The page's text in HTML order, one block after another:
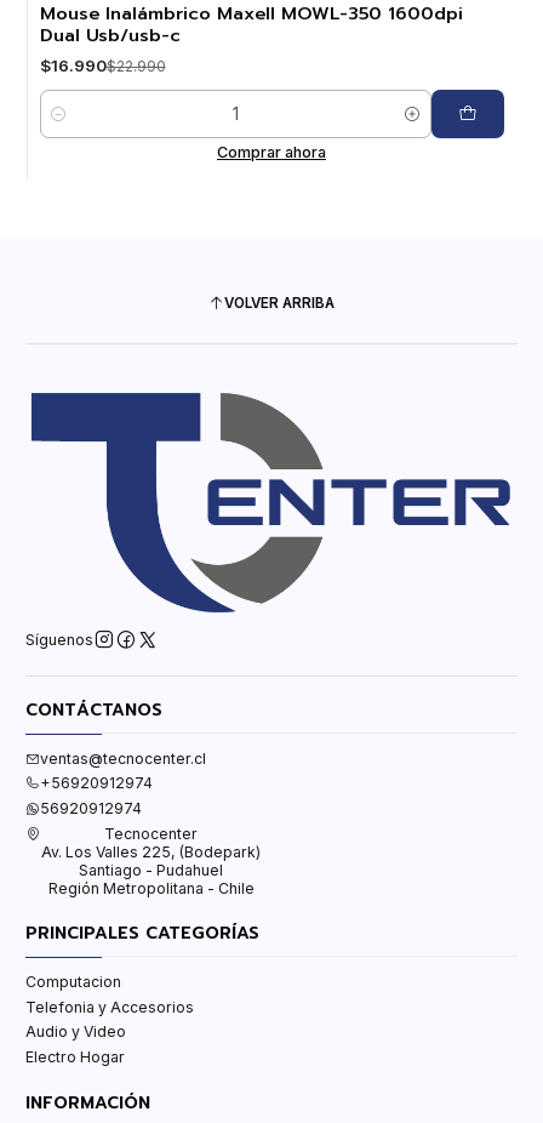
Mouse Inalámbrico Maxell MOWL-350 1600dpi
Dual Usb/usb-c
$16.990$22.990
Cantidad
Comprar ahora
VOLVER ARRIBA
Síguenos
CONTÁCTANOS
ventas@tecnocenter.cl
+56920912974
56920912974
Tecnocenter
Av. Los Valles 225, (Bodepark)
Santiago - Pudahuel
Región Metropolitana - Chile
PRINCIPALES CATEGORÍAS
Computacion
Telefonia y Accesorios
Audio y Video
Electro Hogar
INFORMACIÓN